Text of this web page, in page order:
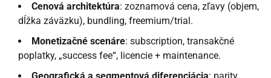
Cenová architektúra: zoznamová cena, zľavy (objem,
dĺžka záväzku), bundling, freemium/trial.
Monetizačné scenáre: subscription, transakčné
poplatky, „success fee“, licencie + maintenance.